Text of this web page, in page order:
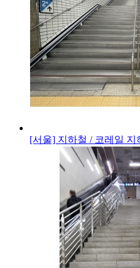
[서울] 지하철 / 코레일 지